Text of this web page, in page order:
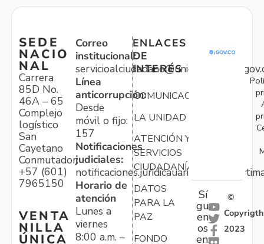
SEDE
NACIO
NAL
Carrera
85D No.
46A – 65
Complejo
logístico
San
Cayetano
Conmutador:
+57 (601)
7965150
VENTA
NILLA
ÚNICA
Correo
institucional:
Línea
anticorrupción:
Desde
móvil o fijo:
157
Notificaciones
judiciales:
Horario de
atención
Lunes a
viernes
8:00 a.m. –
ENLACES
DE
INTERÉS
COMUNICACIONES
LA UNIDAD
ATENCIÓN Y
SERVICIOS
CIUDADANÍA
DATOS
PARA LA
PAZ
FONDO
Sí
gu
en
os
en:
©
Copyrigth
2023